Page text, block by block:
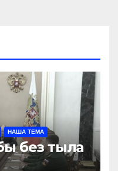
НАША ТЕМА
без тыла